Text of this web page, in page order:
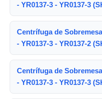
- YR0137-3 - YR0137-3
Centrífuga de
- YR0137-3 - YR0137-2
Centrífuga de
- YR0137-3 - YR0137-3